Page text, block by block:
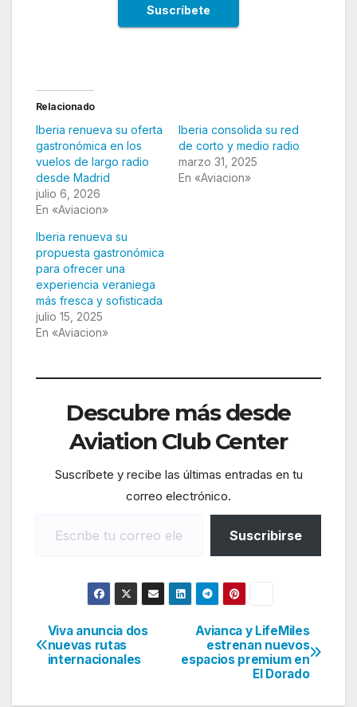
Relacionado
Iberia renueva su oferta
gastronómica en los
vuelos de largo radio
desde Madrid
julio 6, 2026
En «Aviacion»
Iberia consolida su red
de corto y medio radio
marzo 31, 2025
En «Aviacion»
Iberia renueva su
propuesta gastronómica
para ofrecer una
experiencia veraniega
más fresca y sofisticada
julio 15, 2025
En «Aviacion»
Descubre más desde
Aviation Club Center
Suscríbete y recibe las últimas entradas en tu
correo electrónico.
Suscribirse
Navegación
de
Avianca y LifeMiles
estrenan nuevos
espacios premium en
El Dorado
Viva anuncia dos
nuevas rutas
internacionales